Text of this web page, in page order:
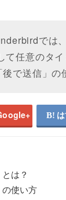
では
て任意のタ
で送信」の
は？
使い方